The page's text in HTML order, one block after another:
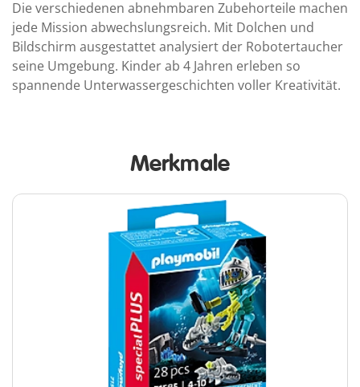
Die verschiedenen abnehmbaren Zubehorteile machen
jede Mission abwechslungsreich. Mit Dolchen und
Bildschirm ausgestattet analysiert der Robotertaucher
seine Umgebung. Kinder ab 4 Jahren erleben so
spannende Unterwassergeschichten voller Kreativität.
Merkmale